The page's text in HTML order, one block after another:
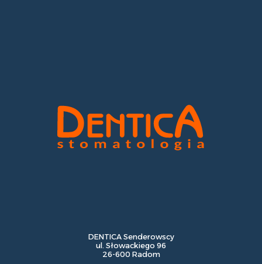
DENTICA Senderowscy
ul. Słowackiego 96
26-600 Radom